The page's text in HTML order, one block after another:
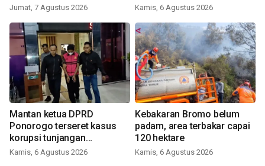
Jumat, 7 Agustus 2026 Kamis, 6 Agustus 2026
Mantan ketua DPRD
Ponorogo terseret kasus
korupsi tunjangan
perumahan
Kamis, 6 Agustus 2026
Kebakaran Bromo belum
padam, area terbakar capai
120 hektare
Kamis, 6 Agustus 2026